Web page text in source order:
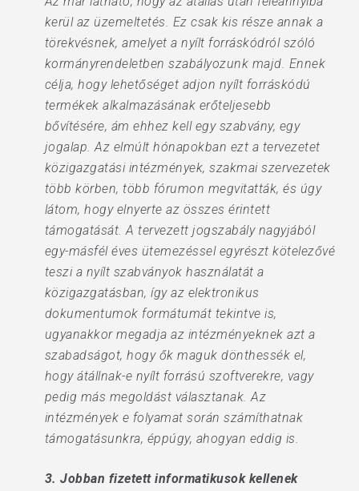
kerül az üzemeltetés. Ez csak kis része annak a
törekvésnek, amelyet a nyílt forráskódról szóló
kormányrendeletben szabályozunk majd. Ennek
célja, hogy lehetőséget adjon nyílt forráskódú
termékek alkalmazásának erőteljesebb
bővítésére, ám ehhez kell egy szabvány, egy
jogalap. Az elmúlt hónapokban ezt a tervezetet
közigazgatási intézmények, szakmai szervezetek
több körben, több fórumon megvitatták, és úgy
látom, hogy elnyerte az összes érintett
támogatását. A tervezett jogszabály nagyjából
egy-másfél éves ütemezéssel egyrészt kötelezővé
teszi a nyílt szabványok használatát a
közigazgatásban, így az elektronikus
dokumentumok formátumát tekintve is,
ugyanakkor megadja az intézményeknek azt a
szabadságot, hogy ők maguk dönthessék el,
hogy átállnak-e nyílt forrású szoftverekre, vagy
pedig más megoldást választanak. Az
intézmények e folyamat során számíthatnak
támogatásunkra, éppúgy, ahogyan eddig is.
3. Jobban fizetett informatikusok kellenek